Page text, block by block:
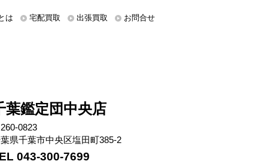
は 宅配買取 出張買取 お問合せ
葉鑑定団中央店
0823
県千葉市中央区塩田町385-2
043-300-7699